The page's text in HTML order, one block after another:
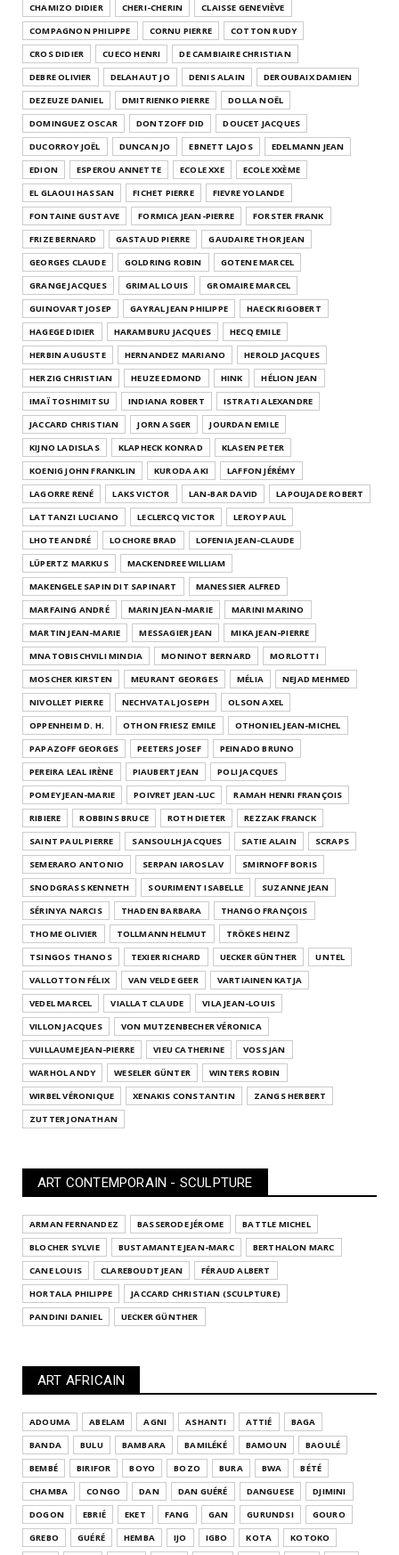
CHAMIZO DIDIER
CHERI-CHERIN
CLAISSE GENEVIÈVE
COMPAGNON PHILIPPE
CORNU PIERRE
COTTON RUDY
CROS DIDIER
CUECO HENRI
DE CAMBIAIRE CHRISTIAN
DEBRE OLIVIER
DELAHAUT JO DENIS ALAIN
DEROUBAIX DAMIEN
DEZEUZE DANIEL
DMITRIENKO PIERRE
DOLLA NOËL
DOMINGUEZ OSCAR
DONTZOFF DID
DOUCET JACQUES
DUCORROY JOËL
DUNCAN JO EBNETT LAJOS
EDELMANN JEAN
EDION
ESPEROU ANNETTE ECOLE XXE
ECOLE XXÈME
EL GLAOUI HASSAN
FICHET PIERRE
FIEVRE YOLANDE
FONTAINE GUSTAVE
FORMICA JEAN-PIERRE
FORSTER FRANK
FRIZE BERNARD
GASTAUD PIERRE
GAUDAIRE THOR JEAN
GEORGES CLAUDE
GOLDRING ROBIN
GOTENE MARCEL
GRANGE JACQUES
GRIMAL LOUIS
GROMAIRE MARCEL
GUINOVART JOSEP
GAYRAL JEAN PHILIPPE
HAECK RIGOBERT
HAGEGE DIDIER
HARAMBURU JACQUES
HECQ EMILE
HERBIN AUGUSTE
HERNANDEZ MARIANO
HEROLD JACQUES
HERZIG CHRISTIAN
HEUZE EDMOND HINK
HÉLION JEAN
IMAÏ TOSHIMITSU
INDIANA ROBERT
ISTRATI ALEXANDRE
JACCARD CHRISTIAN
JORN ASGER
JOURDAN EMILE
KIJNO LADISLAS
KLAPHECK KONRAD
KLASEN PETER
KOENIG JOHN FRANKLIN
KURODA AKI
LAFFON JÉRÉMY
LAGORRE RENÉ
LAKS VICTOR LAN-BAR DAVID
LAPOUJADE ROBERT
LATTANZI LUCIANO
LECLERCQ VICTOR
LEROY PAUL
LHOTE ANDRÉ
LOCHORE BRAD
LOFENIA JEAN-CLAUDE
LÜPERTZ MARKUS
MACKENDREE WILLIAM
MAKENGELE SAPIN DIT SAPINART
MANESSIER ALFRED
MARFAING ANDRÉ
MARIN JEAN-MARIE
MARINI MARINO
MARTIN JEAN-MARIE
MESSAGIER JEAN
MIKA JEAN-PIERRE
MNATOBISCHVILI MINDIA
MONINOT BERNARD
MORLOTTI
MOSCHER KIRSTEN
MEURANT GEORGES MÉLIA
NEJAD MEHMED
NIVOLLET PIERRE
NECHVATAL JOSEPH
OLSON AXEL
OPPENHEIM D. H.
OTHON FRIESZ EMILE
OTHONIEL JEAN-MICHEL
PAPAZOFF GEORGES
PEETERS JOSEF
PEINADO BRUNO
PEREIRA LEAL IRÈNE
PIAUBERT JEAN
POLI JACQUES
POMEY JEAN-MARIE
POIVRET JEAN-LUC
RAMAH HENRI FRANÇOIS
RIBIERE
ROBBINS BRUCE ROTH DIETER
REZZAK FRANCK
SAINT PAUL PIERRE
SANSOULH JACQUES SATIE ALAIN
SCRAPS
SEMERARO ANTONIO
SERPAN IAROSLAV
SMIRNOFF BORIS
SNODGRASS KENNETH
SOURIMENT ISABELLE
SUZANNE JEAN
SÉRINYA NARCIS
THADEN BARBARA
THANGO FRANÇOIS
THOME OLIVIER
TOLLMANN HELMUT
TRÖKES HEINZ
TSINGOS THANOS
TEXIER RICHARD UECKER GÜNTHER
UNTEL
VALLOTTON FÉLIX
VAN VELDE GEER
VARTIAINEN KATJA
VEDEL MARCEL
VIALLAT CLAUDE
VILA JEAN-LOUIS
VILLON JACQUES
VON MUTZENBECHER VÉRONICA
VUILLAUME JEAN-PIERRE
VIEU CATHERINE
VOSS JAN
WARHOL ANDY
WESELER GÜNTER
WINTERS ROBIN
WIRBEL VÉRONIQUE
XENAKIS CONSTANTIN
ZANGS HERBERT
ZUTTER JONATHAN
ART CONTEMPORAIN - SCULPTURE
ARMAN FERNANDEZ BASSERODE JÉROME
BATTLE MICHEL
BLOCHER SYLVIE
BUSTAMANTE JEAN-MARC
BERTHALON MARC
CANE LOUIS
CLAREBOUDT JEAN
FÉRAUD ALBERT
HORTALA PHILIPPE
JACCARD CHRISTIAN (SCULPTURE)
PANDINI DANIEL
UECKER GÜNTHER
ART AFRICAIN
ADOUMA ABELAM AGNI ASHANTI ATTIÉ
BAGA
BANDA
BULU BAMBARA BAMILÉKÉ BAMOUN
BAOULÉ
BEMBÉ
BIRIFOR BOYO BOZO BURA BWA
BÉTÉ
CHAMBA
CONGO DAN DAN GUÉRÉ DANGUESE
DJIMINI
DOGON
EBRIÉ EKET FANG GAN GURUNDSI
GOURO
GREBO
GUÉRÉ HEMBA IJO IGBO KOTA
KOTOKO